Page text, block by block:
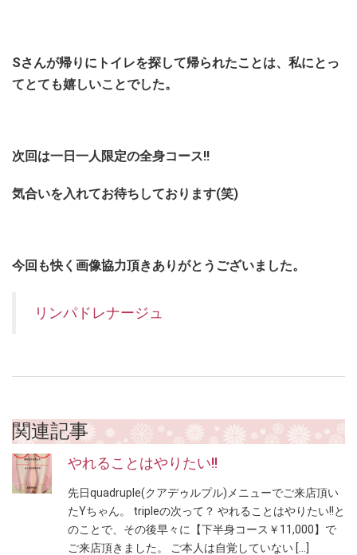
Sさんが帰りにトイレを探して帰られたことは、私にとっ
てとても嬉しいことでした。
次回は一日一人限定の全身コース!!
気合いを入れてお待ちしております(笑)
今回も快く画像協力頂きありがとうございました。
リンパドレナージュ
関連記事
やれることはやりたい!!
先日quadruple(クアデゥルプル)メニューでご来店頂い
たYちゃん。 tripleの次って？ やれることはやりたい!!と
のことで、その後早々に【下半身コース￥11,000】で
ご来店頂きました。 ご本人は自覚していない […]